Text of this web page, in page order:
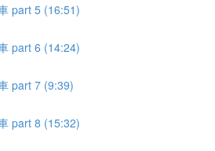
part 5 (16:51)
part 6 (14:24)
part 7 (9:39)
part 8 (15:32)